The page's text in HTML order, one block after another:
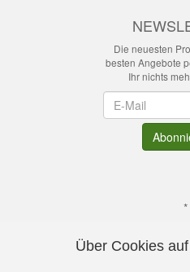
Die neuesten
besten Angebote
Ihr nichts
*
Über Cookies